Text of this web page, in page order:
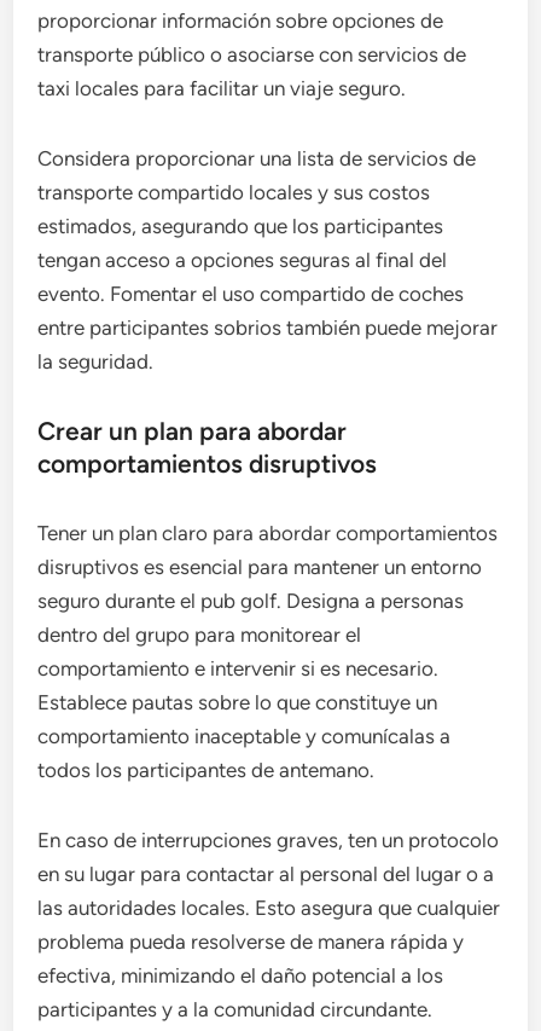
proporcionar información sobre opciones de
transporte público o asociarse con servicios de
taxi locales para facilitar un viaje seguro.
Considera proporcionar una lista de servicios de
transporte compartido locales y sus costos
estimados, asegurando que los participantes
tengan acceso a opciones seguras al final del
evento. Fomentar el uso compartido de coches
entre participantes sobrios también puede mejorar
la seguridad.
Crear un plan para abordar
comportamientos disruptivos
Tener un plan claro para abordar comportamientos
disruptivos es esencial para mantener un entorno
seguro durante el pub golf. Designa a personas
dentro del grupo para monitorear el
comportamiento e intervenir si es necesario.
Establece pautas sobre lo que constituye un
comportamiento inaceptable y comunícalas a
todos los participantes de antemano.
En caso de interrupciones graves, ten un protocolo
en su lugar para contactar al personal del lugar o a
las autoridades locales. Esto asegura que cualquier
problema pueda resolverse de manera rápida y
efectiva, minimizando el daño potencial a los
participantes y a la comunidad circundante.